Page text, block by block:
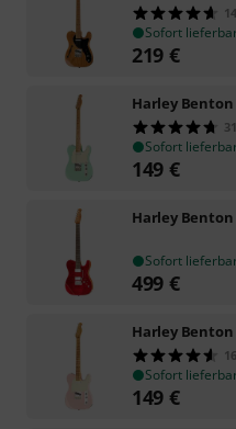
Sofort
219 €
Harley Benton
Sofort
149 €
Harley Benton
Sofort
499 €
Harley Benton
Sofort
149 €